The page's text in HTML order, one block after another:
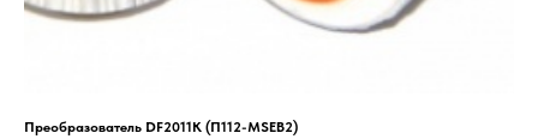
Преобразователь DF2011K (П112-MSEB2)